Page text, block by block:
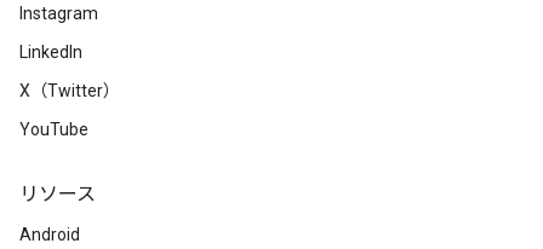
Instagram
LinkedIn
X（Twitter）
YouTube
リソース
Android